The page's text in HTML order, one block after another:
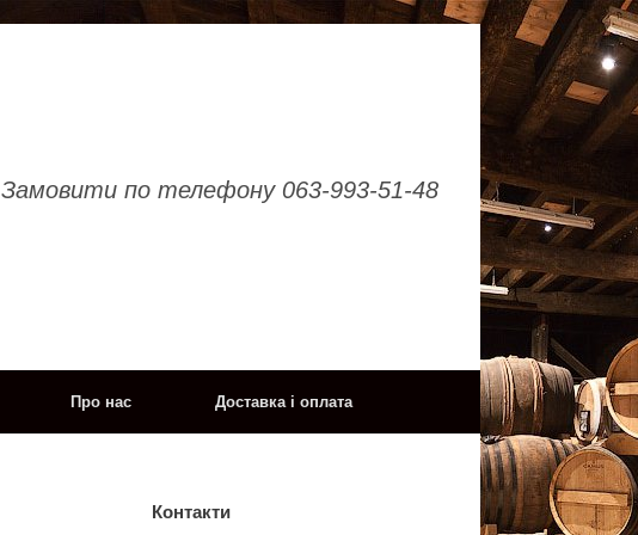
Замовити по телефону 063-993-51-48
Про нас Доставка і оплата
Контакти